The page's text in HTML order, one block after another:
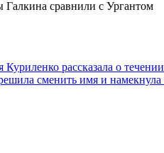
Куриленко рассказала о
сменить имя и намекнула